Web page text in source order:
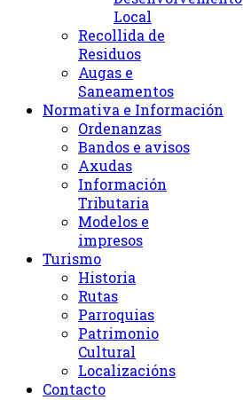
Local
Recollida de
Residuos
Augas e
Saneamentos
Normativa e Información
Ordenanzas
Bandos e avisos
Axudas
Información
Tributaria
Modelos e
impresos
Turismo
Historia
Rutas
Parroquias
Patrimonio
Cultural
Localizacións
Contacto